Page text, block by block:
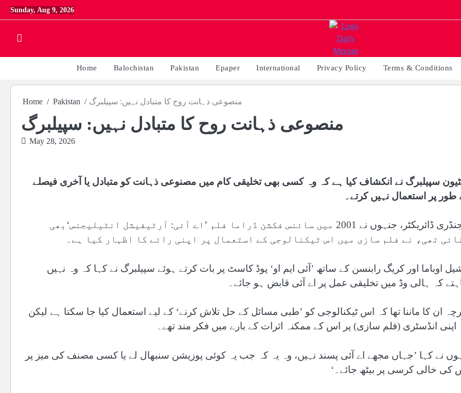
Skip
to
Sunday, Aug 9, 2026
Home Balochistan Pakistan Epaper International Privacy Policy Terms & Conditions
Home Pakistan منصوعی ذہانت روح کا متبادل نہیں: سپیلبرگ
منصوعی ذہانت روح کا متبادل نہیں: سپیلبرگ
May 28, 2026
سپیلبرگ نے انکشاف کیا ہے کہ وہ کسی بھی تخلیقی کام میں مصنوعی ذہانت کو متبادل یا آخری فیصلے
طور پر استعمال نہیں کرتے۔
لیجنڈری ڈائریکٹر، جنہوں نے 2001 میں سائنس فکشن ڈراما فلم ’اے آئی: آرٹیفیشل انٹیلیجنس‘بھی
تھی، نے فلم سازی میں اس ٹیکنالوجی کے استعمال پر اپنی رائے کا اظہار کیا ہے۔
اوباما اور کریگ رابنسن کے ساتھ ’آئی ایم او‘ پوڈ کاسٹ پر بات کرتے ہوئے سپیلبرگ نے کہا کہ وہ نہیں
کہ ہالی وڈ میں تخلیقی عمل پر اے آئی قابض ہو جائے۔
ان کا ماننا تھا کہ اس ٹیکنالوجی کو ’طبی مسائل کے حل تلاش کرنے‘ کے لیے استعمال کیا جا سکتا ہے لیکن
اپنی انڈسٹری (فلم سازی) پر اس کے ممکنہ اثرات کے بارے میں فکر مند تھے۔
نے کہا ’جہاں مجھے اے آئی پسند نہیں، وہ یہ کہ جب یہ کوئی پوزیشن سنبھال لے یا کسی مصنف کی میز پر
کی خالی کرسی پر بیٹھ جائے۔‘